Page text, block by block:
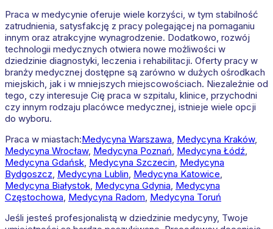
Praca w medycynie oferuje wiele korzyści, w tym stabilność
zatrudnienia, satysfakcję z pracy polegającej na pomaganiu
innym oraz atrakcyjne wynagrodzenie. Dodatkowo, rozwój
technologii medycznych otwiera nowe możliwości w
dziedzinie diagnostyki, leczenia i rehabilitacji. Oferty pracy w
branży medycznej dostępne są zarówno w dużych ośrodkach
miejskich, jak i w mniejszych miejscowościach. Niezależnie od
tego, czy interesuje Cię praca w szpitalu, klinice, przychodni
czy innym rodzaju placówce medycznej, istnieje wiele opcji
do wyboru.
Praca w miastach:Medycyna Warszawa Medycyna Kraków,
Medycyna Wrocław, Medycyna Poznań Medycyna Łódź
Medycyna Gdańsk Medycyna Szczecin Medycyna
Bydgoszcz Medycyna Lublin Medycyna Katowice
Medycyna Białystok Medycyna Gdynia Medycyna
Częstochowa Medycyna Radom Medycyna Toruń
Jeśli jesteś profesjonalistą w dziedzinie medycyny, Twoje